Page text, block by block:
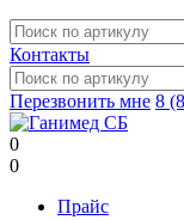
Контакты
Перезвонить мне 8
0
0
Прайс